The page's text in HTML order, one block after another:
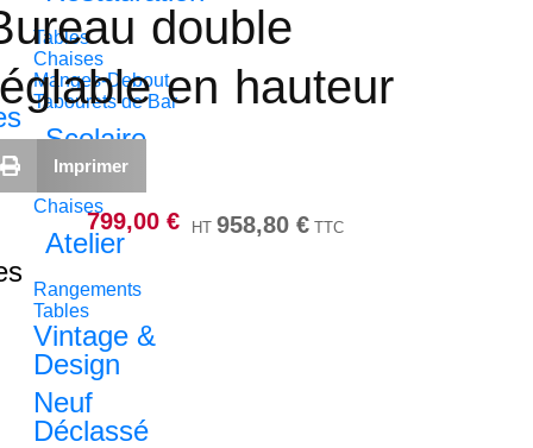
Tables
Chaises
Manges-Debout
Tabourets de Bar
Scolaire
Chaises
Atelier
Rangements
Tables
Vintage &
Design
Neuf
Déclassé
double
en hauteur
Imprimer
799,00 € HT 958,80 € TTC